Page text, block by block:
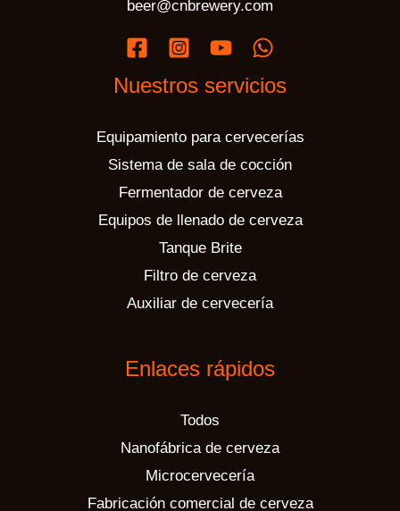
beer@cnbrewery.com
Nuestros servicios
Equipamiento para cervecerías
Sistema de sala de cocción
Fermentador de cerveza
Equipos de llenado de cerveza
Tanque Brite
Filtro de cerveza
Auxiliar de cervecería
Enlaces rápidos
Todos
Nanofábrica de cerveza
Microcervecería
Fabricación comercial de cerveza